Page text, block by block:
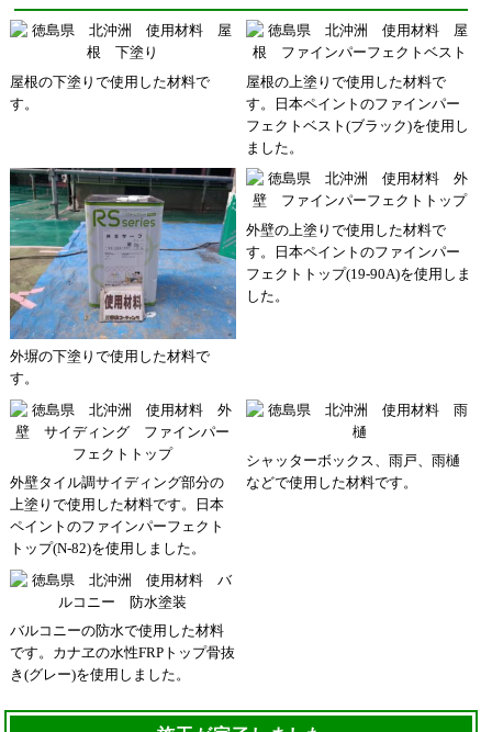
屋根の下塗りで使用した材料で
す。
屋根の上塗りで使用した材料で
す。日本ペイントのファインパー
フェクトベスト(ブラック)を使用し
ました。
外塀の下塗りで使用した材料で
す。
外壁の上塗りで使用した材料で
す。日本ペイントのファインパー
フェクトトップ(19-90A)を使用しま
した。
外壁タイル調サイディング部分の
上塗りで使用した材料です。日本
ペイントのファインパーフェクト
トップ(N-82)を使用しました。
シャッターボックス、雨戸、雨樋
などで使用した材料です。
バルコニーの防水で使用した材料
です。カナヱの水性FRPトップ骨抜
き(グレー)を使用しました。